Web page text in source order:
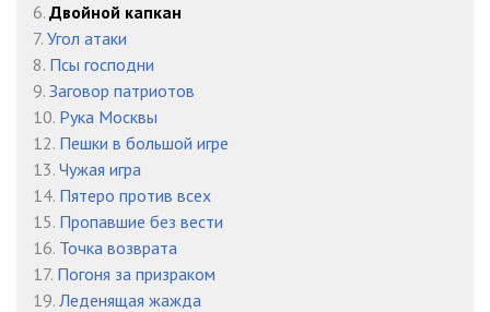
01-12
01-13
02-01
02-02
02-03
02-04
02-05
6. Двойной капкан
7. Угол атаки
8. Псы господни
9. Заговор патриотов
10. Рука Москвы
12. Пешки в большой игре
13. Чужая игра
14. Пятеро против всех
15. Пропавшие без вести
16. Точка возврата
17. Погоня за призраком
19. Леденящая жажда